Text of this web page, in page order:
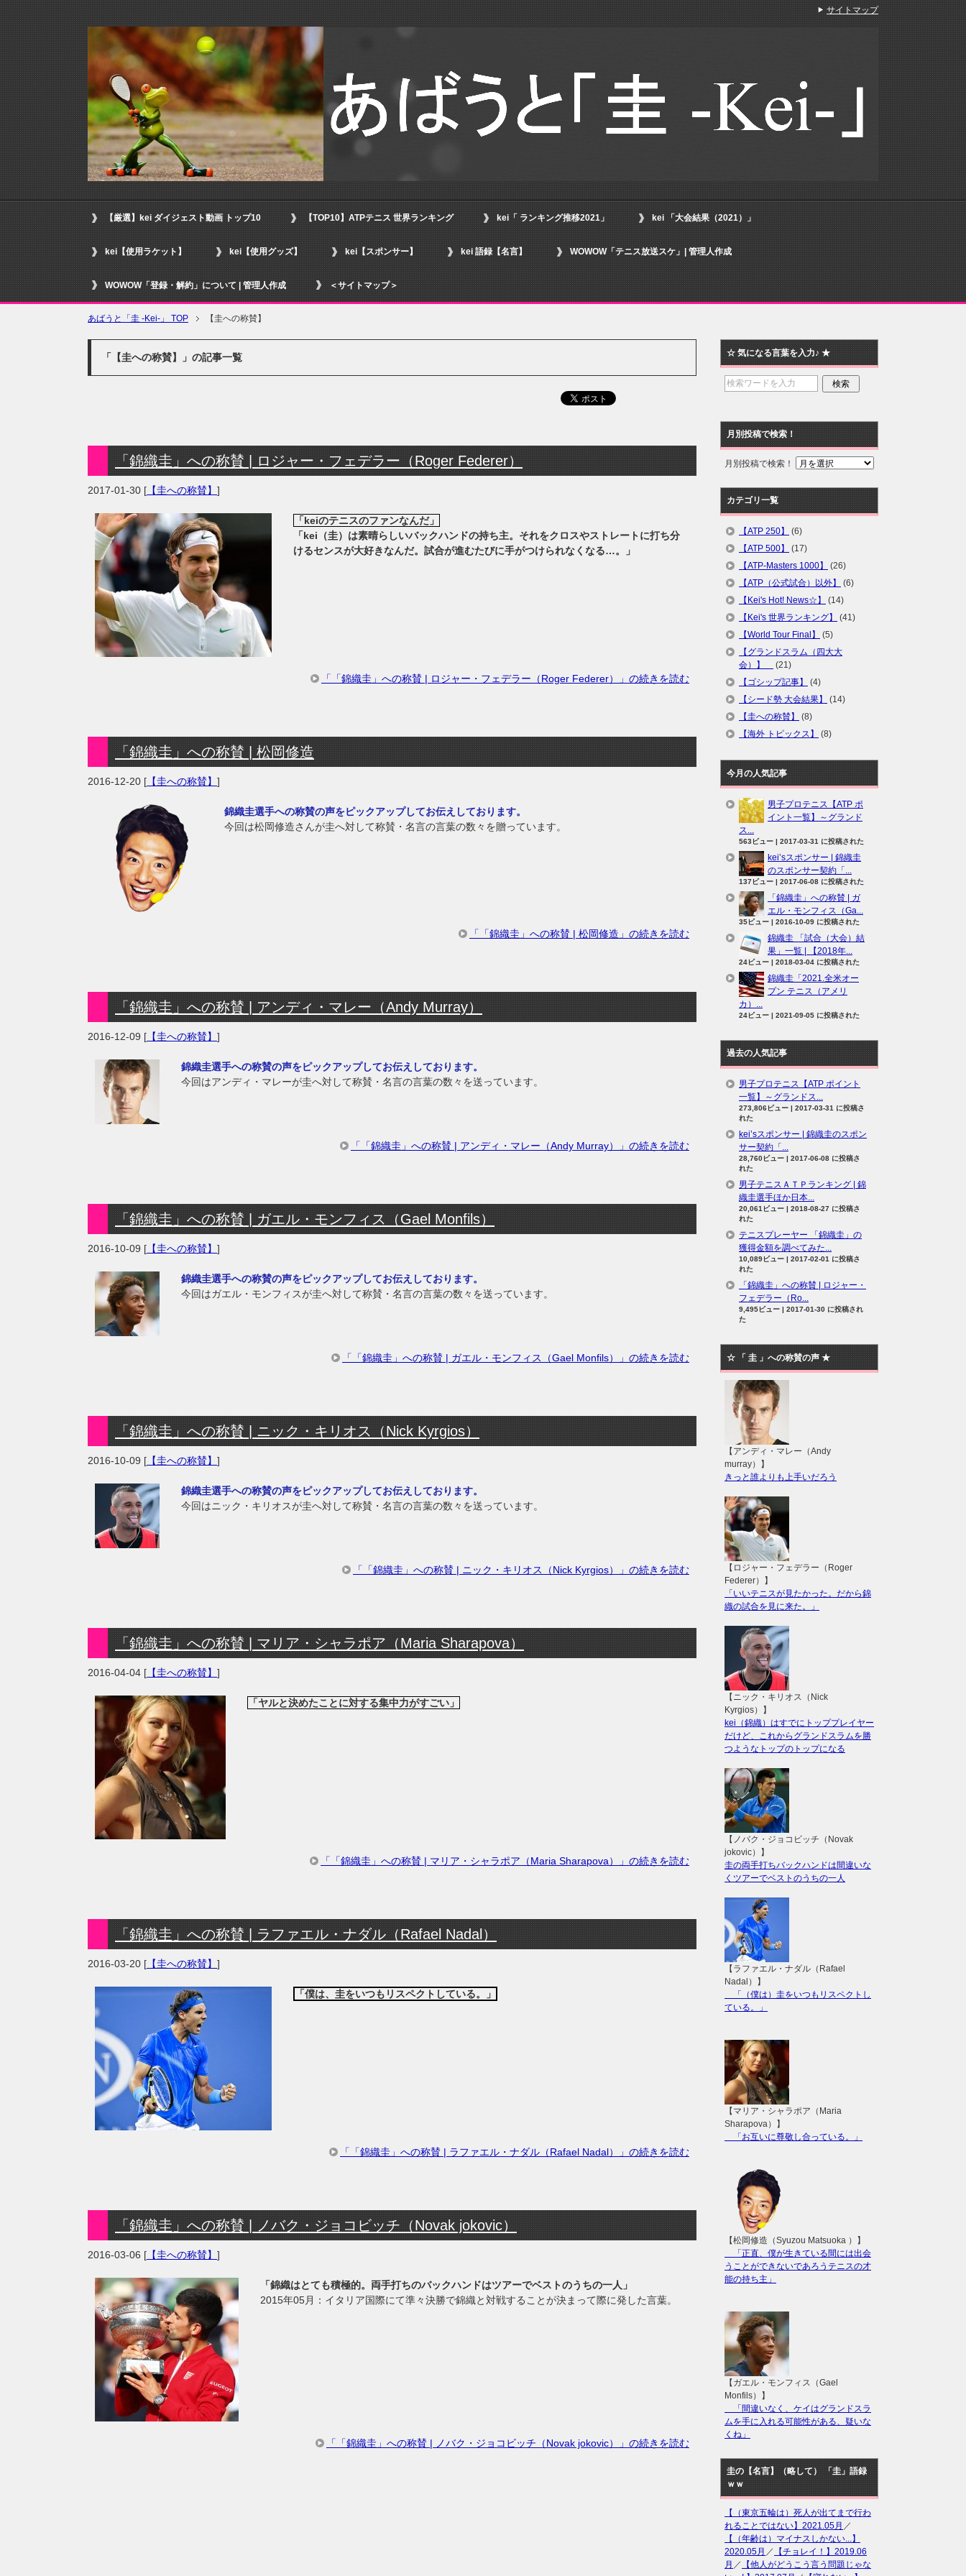
【厳選】kei ダイジェスト動画 トップ10 【TOP10】ATPテニス 世界ランキング kei「 ランキング推移2021」 kei 「大会結果（2021）」
kei【使用ラケット】 kei【使用グッズ】 kei【スポンサー】 kei 語録【名言】 WOWOW「テニス放送スケ」| 管理人作成
WOWOW「登録・解約」について | 管理人作成 ＜サイトマップ＞
あばうと「圭 -Kei-」 TOP 【圭への称賛】
「【圭への称賛】」の記事一覧
「錦織圭」への称賛 | ロジャー・フェデラー（Roger Federer）
2017-01-30 [ 【圭への称賛】 ]
「keiのテニスのファンなんだ」
「kei（圭）は素晴らしいバックハンドの持ち主。それをクロスやストレートに打ち分
けるセンスが大好きなんだ。試合が進むたびに手がつけられなくなる…。」
「「錦織圭」への称賛 | ロジャー・フェデラー（Roger Federer）」の続きを読む
「錦織圭」への称賛 | 松岡修造
2016-12-20 [ 【圭への称賛】 ]
錦織圭選手への称賛の声をピックアップしてお伝えしております。
今回は松岡修造さんが圭へ対して称賛・名言の言葉の数々を贈っています。
「「錦織圭」への称賛 | 松岡修造」の続きを読む
「錦織圭」への称賛 | アンディ・マレー（Andy Murray）
2016-12-09 [ 【圭への称賛】 ]
錦織圭選手への称賛の声をピックアップしてお伝えしております。
今回はアンディ・マレーが圭へ対して称賛・名言の言葉の数々を送っています。
「「錦織圭」への称賛 | アンディ・マレー（Andy Murray）」の続きを読む
「錦織圭」への称賛 | ガエル・モンフィス（Gael Monfils）
2016-10-09 [ 【圭への称賛】 ]
錦織圭選手への称賛の声をピックアップしてお伝えしております。
今回はガエル・モンフィスが圭へ対して称賛・名言の言葉の数々を送っています。
「「錦織圭」への称賛 | ガエル・モンフィス（Gael Monfils）」の続きを読む
「錦織圭」への称賛 | ニック・キリオス（Nick Kyrgios）
2016-10-09 [ 【圭への称賛】 ]
錦織圭選手への称賛の声をピックアップしてお伝えしております。
今回はニック・キリオスが圭へ対して称賛・名言の言葉の数々を送っています。
「「錦織圭」への称賛 | ニック・キリオス（Nick Kyrgios）」の続きを読む
「錦織圭」への称賛 | マリア・シャラポア（Maria Sharapova）
2016-04-04 [ 【圭への称賛】 ]
「ヤルと決めたことに対する集中力がすごい」
「「錦織圭」への称賛 | マリア・シャラポア（Maria Sharapova）」の続きを読む
「錦織圭」への称賛 | ラファエル・ナダル（Rafael Nadal）
2016-03-20 [ 【圭への称賛】 ]
「僕は、圭をいつもリスペクトしている。」
「「錦織圭」への称賛 | ラファエル・ナダル（Rafael Nadal）」の続きを読む
「錦織圭」への称賛 | ノバク・ジョコビッチ（Novak jokovic）
2016-03-06 [ 【圭への称賛】 ]
「錦織はとても積極的。両手打ちのバックハンドはツアーでベストのうちの一人」
2015年05月：イタリア国際にて準々決勝で錦織と対戦することが決まって際に発した言葉。
「「錦織圭」への称賛 | ノバク・ジョコビッチ（Novak jokovic）」の続きを読む
☆ 気になる言葉を入力♪ ★
月別投稿で検索！
月別投稿で検索！
カテゴリ一覧
【ATP 250】
(6)
【ATP 500】
(17)
【ATP-Masters 1000】
(26)
【ATP（公式試合）以外】
(6)
【Kei's Hot! News☆】
(14)
【Kei's 世界ランキング】
(41)
【World Tour Final】
(5)
【グランドスラム（四大大
会）】
(21)
【ゴシップ記事】
(4)
【シード勢 大会結果】
(14)
【圭への称賛】
(8)
【海外 トピックス】
(8)
今月の人気記事
男子プロテニス【ATP ポ
イント一覧】～グランド
ス...
563ビュー | 2017-03-31 に投稿された
kei’sスポンサー | 錦織圭
のスポンサー契約「...
137ビュー | 2017-06-08 に投稿された
「錦織圭」への称賛 | ガ
エル・モンフィス（Ga...
35ビュー | 2016-10-09 に投稿された
錦織圭 「試合（大会）結
果」一覧 | 【2018年...
24ビュー | 2018-03-04 に投稿された
錦織圭「2021.全米オー
プン テニス（アメリ
カ）...
24ビュー | 2021-09-05 に投稿された
過去の人気記事
男子プロテニス【ATP ポイント
一覧】～グランドス...
273,806ビュー | 2017-03-31 に投稿さ
れた
kei’sスポンサー | 錦織圭のスポン
サー契約「...
28,760ビュー | 2017-06-08 に投稿さ
れた
男子テニスＡＴＰランキング | 錦
織圭選手ほか日本...
20,061ビュー | 2018-08-27 に投稿さ
れた
テニスプレーヤー 「錦織圭」の
獲得金額を調べてみた...
10,089ビュー | 2017-02-01 に投稿さ
れた
「錦織圭」への称賛 | ロジャー・
フェデラー（Ro...
9,495ビュー | 2017-01-30 に投稿され
た
☆ 「 圭 」への称賛の声 ★
【アンディ・マレー（Andy
murray）】
きっと誰よりも上手いだろう
【ロジャー・フェデラー（Roger
Federer）】
「いいテニスが見たかった。だから錦
織の試合を見に来た。」
【ニック・キリオス（Nick
Kyrgios）】
kei（錦織）はすでにトッププレイヤー
だけど、これからグランドスラムを勝
つようなトップのトップになる
【ノバク・ジョコビッチ（Novak
jokovic）】
圭の両手打ちバックハンドは間違いな
くツアーでベストのうちの一人
【ラファエル・ナダル（Rafael
Nadal）】
「（僕は）圭をいつもリスペクトし
ている。」
【マリア・シャラポア（Maria
Sharapova）】
「お互いに尊敬し合っている。」
【松岡修造（Syuzou Matsuoka ）】
「正直、僕が生きている間には出会
うことができないであろうテニスの才
能の持ち主」
【ガエル・モンフィス（Gael
Monfils）】
「間違いなく、ケイはグランドスラ
ムを手に入れる可能性がある、疑いな
くね」
圭の【名言】（略して） 「圭」語録
ｗｗ
【（東京五輪は）死人が出てまで行わ
れることではない】2021.05月 ／
【（年齢は）マイナスしかない...】
2020.05月 ／
【チョレイ！】2019.06
月 ／
【他人がどうこう言う問題じゃな
サイトマップ